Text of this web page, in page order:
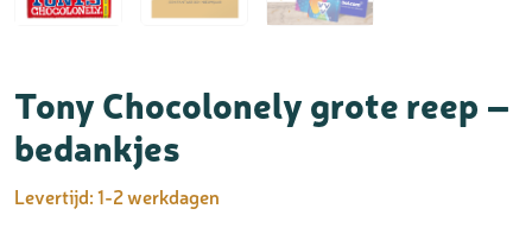
Tony Chocolonely grote reep –
bedankjes
Levertijd:1-2 werkdagen